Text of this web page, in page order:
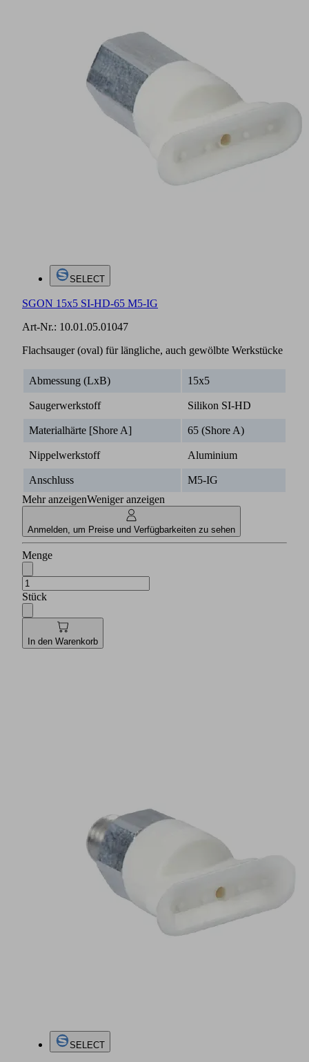
SELECT
SGON 15x5 SI-HD-65 M5-IG
Art-Nr.: 10.01.05.01047
Flachsauger (oval) für längliche, auch gewölbte Werkstücke
Abmessung (LxB) 15x5
Saugerwerkstoff Silikon SI-HD
Materialhärte [Shore A] 65 (Shore A)
Nippelwerkstoff Aluminium
Anschluss
M5-IG
Mehr anzeigenWeniger anzeigen
Anmelden, um Preise und Verfügbarkeiten zu sehen
Menge
Stück
In den Warenkorb
SELECT